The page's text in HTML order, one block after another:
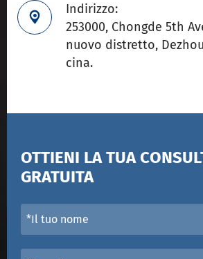

Indirizzo:
253000, Chongde 5th
nuovo distretto,
cina.
OTTIENI LA TUA
GRATUITA